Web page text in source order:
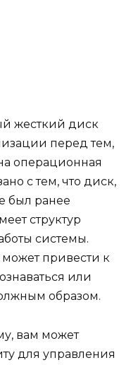
жесткий диск
перед тем,
операционная
с тем, что диск,
был ранее
структур
системы.
привести к
или
образом.
вам может
для управления